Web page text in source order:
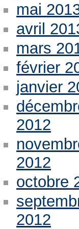
mai
avril
mars
février
janvier
2012
2012
octobre
2012